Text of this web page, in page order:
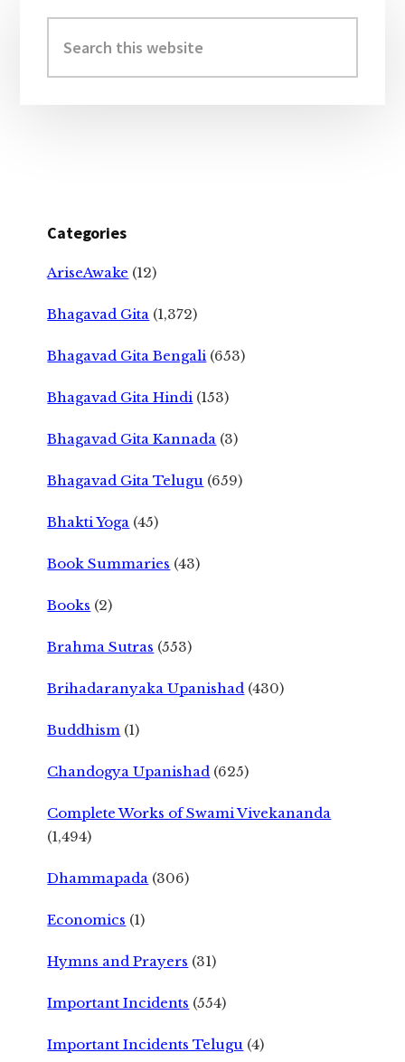
Sidebar
this
website
Categories
AriseAwake (12)
Bhagavad Gita (1,372)
Bhagavad Gita Bengali (653)
Bhagavad Gita Hindi (153)
Bhagavad Gita Kannada (3)
Bhagavad Gita Telugu (659)
Bhakti Yoga (45)
Book Summaries (43)
Books (2)
Brahma Sutras (553)
Brihadaranyaka Upanishad (430)
Buddhism (1)
Chandogya Upanishad (625)
Complete Works of Swami Vivekananda
(1,494)
Dhammapada (306)
Economics (1)
Hymns and Prayers (31)
Important Incidents (554)
Important Incidents Telugu (4)